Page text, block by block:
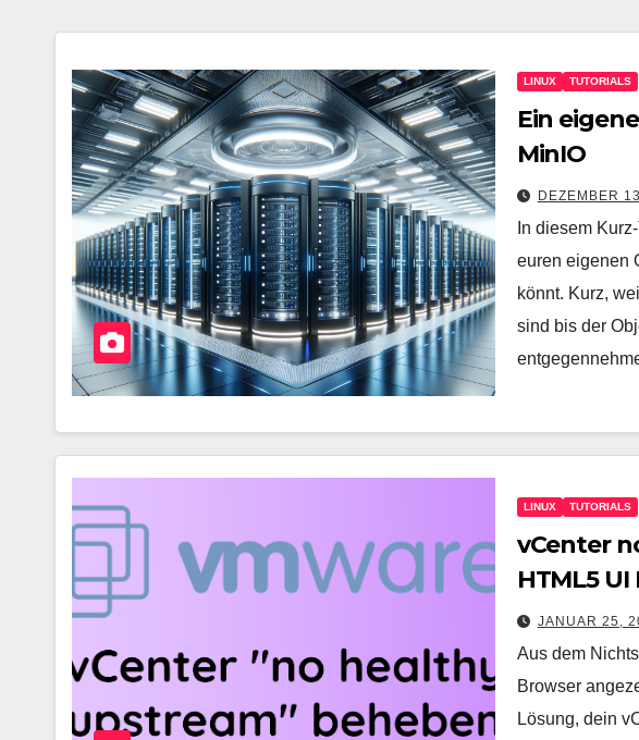
LINUX TUTORIALS
Ein
MinIO
DEZEMBER
In diesem
euren eigenen
könnt. Kurz,
sind bis der
LINUX TUTORIALS
vCenter
HTML5
JANUAR 25,
Aus dem
Browser
Lösung, dein